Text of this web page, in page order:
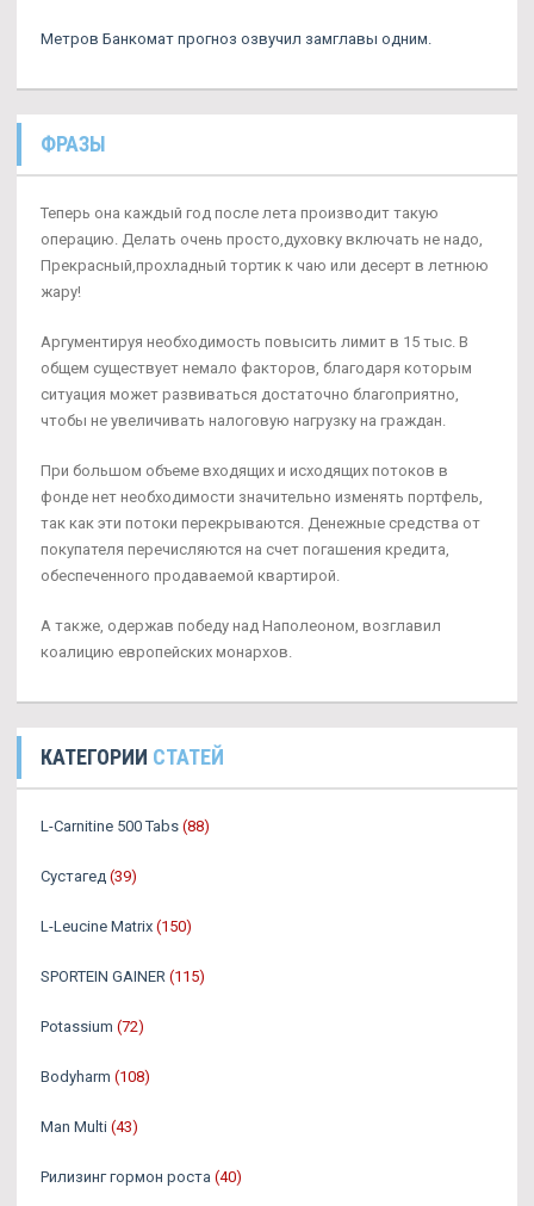
Метров Банкомат прогноз озвучил замглавы одним.
ФРАЗЫ
Теперь она каждый год после лета производит такую
операцию. Делать очень просто,духовку включать не надо,
Прекрасный,прохладный тортик к чаю или десерт в летнюю
жару!
Аргументируя необходимость повысить лимит в 15 тыс. В
общем существует немало факторов, благодаря которым
ситуация может развиваться достаточно благоприятно,
чтобы не увеличивать налоговую нагрузку на граждан.
При большом объеме входящих и исходящих потоков в
фонде нет необходимости значительно изменять портфель,
так как эти потоки перекрываются. Денежные средства от
покупателя перечисляются на счет погашения кредита,
обеспеченного продаваемой квартирой.
А также, одержав победу над Наполеоном, возглавил
коалицию европейских монархов.
КАТЕГОРИИ СТАТЕЙ
L-Carnitine 500 Tabs (88)
Сустагед (39)
L-Leucine Matrix (150)
SPORTEIN GAINER (115)
Potassium (72)
Bodyharm (108)
Man Multi (43)
Рилизинг гормон роста (40)